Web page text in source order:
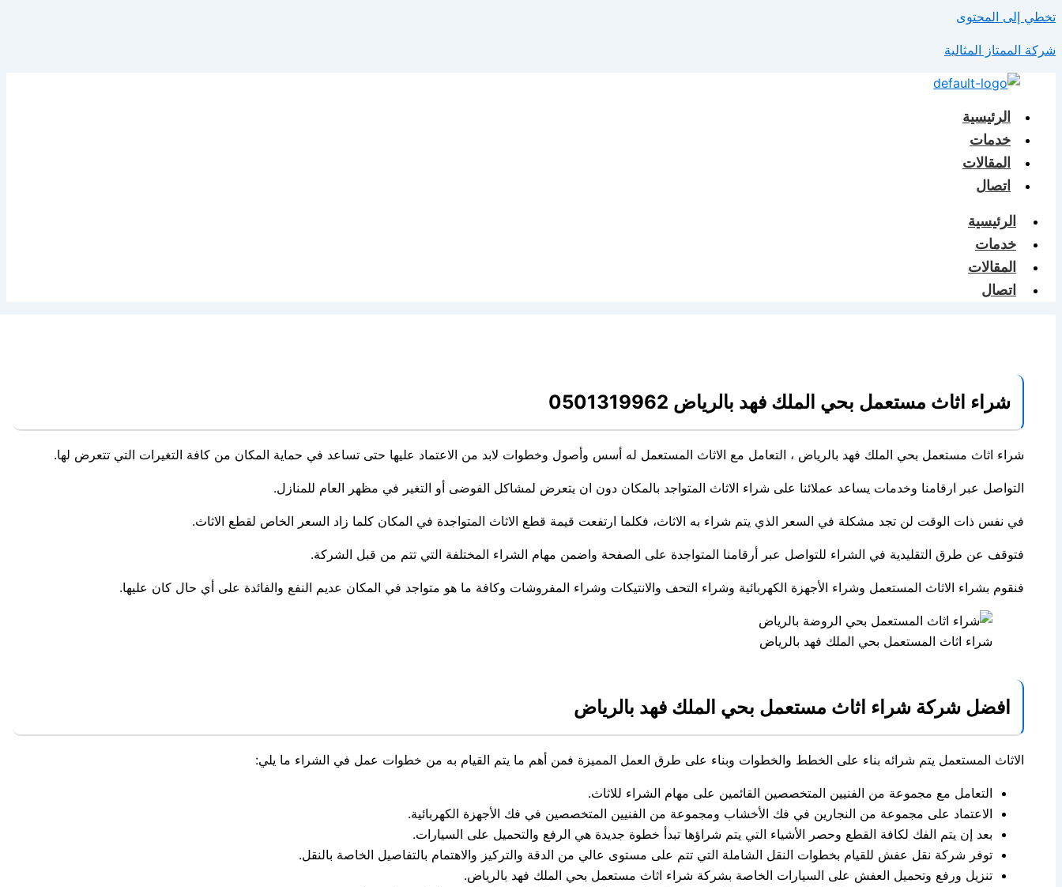
تخطي إلى المحتوى
شركة الممتاز المثالية
الرئيسية
خدمات
المقالات
اتصال
الرئيسية
خدمات
المقالات
اتصال
شراء اثاث مستعمل بحي الملك فهد بالرياض 0501319962
شراء اثاث مستعمل بحي الملك فهد بالرياض ، التعامل مع الاثاث المستعمل له أسس وأصول وخطوات لابد من الاعتماد عليها حتى تساعد في حماية المكان من كافة التغيرات التي تتعرض لها.
التواصل عبر ارقامنا وخدمات يساعد عملائنا على شراء الاثاث المتواجد بالمكان دون ان يتعرض لمشاكل الفوضى أو التغير في مظهر العام للمنازل.
في نفس ذات الوقت لن تجد مشكلة في السعر الذي يتم شراء به الاثاث، فكلما ارتفعت قيمة قطع الاثاث المتواجدة في المكان كلما زاد السعر الخاص لقطع الاثاث.
فتوقف عن طرق التقليدية في الشراء للتواصل عبر أرقامنا المتواجدة على الصفحة واضمن مهام الشراء المختلفة التي تتم من قبل الشركة.
فنقوم بشراء الاثاث المستعمل وشراء الأجهزة الكهربائية وشراء التحف والانتيكات وشراء المفروشات وكافة ما هو متواجد في المكان عديم النفع والفائدة على أي حال كان عليها.
شراء اثاث المستعمل بحي الملك فهد بالرياض
افضل شركة شراء اثاث مستعمل بحي الملك فهد بالرياض
الاثاث المستعمل يتم شرائه بناء على الخطط والخطوات وبناء على طرق العمل المميزة فمن أهم ما يتم القيام به من خطوات عمل في الشراء ما يلي:
التعامل مع مجموعة من الفنيين المتخصصين القائمين على مهام الشراء للاثاث.
الاعتماد على مجموعة من النجارين في فك الأخشاب ومجموعة من الفنيين المتخصصين في فك الأجهزة الكهربائية.
بعد إن يتم الفك لكافة القطع وحصر الأشياء التي يتم شراؤها تبدأ خطوة جديدة هي الرفع والتحميل على السيارات.
توفر شركة نقل عفش للقيام بخطوات النقل الشاملة التي تتم على مستوى عالي من الدقة والتركيز والاهتمام بالتفاصيل الخاصة بالنقل.
تنزيل ورفع وتحميل العفش على السيارات الخاصة بشركة شراء اثاث مستعمل بحي الملك فهد بالرياض.